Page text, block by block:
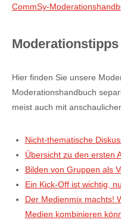
CommSy-
Moderationstipps
Hier finden Sie unsere
Moderationshandbuch
meist auch mit
Nicht-thematische
Übersicht zu den ersten
Bilden von Gruppen als
Ein Kick-Off ist wichtig,
Der Medienmix machts!
Medien kombinieren